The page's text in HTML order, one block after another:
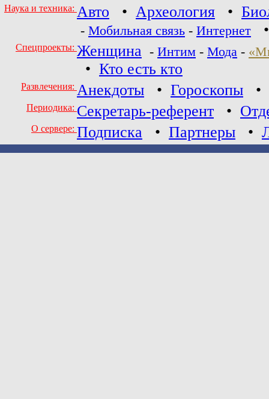
Наука и техника: Авто • Археология •
- Мобильная связь - Интернет
Спецпроекты: Женщина - Интим - Мода -
• Кто есть кто
Развлечения: Анекдоты • Гороскопы •
Периодика: Секретарь-референт •
О сервере: Подписка • Партнеры •